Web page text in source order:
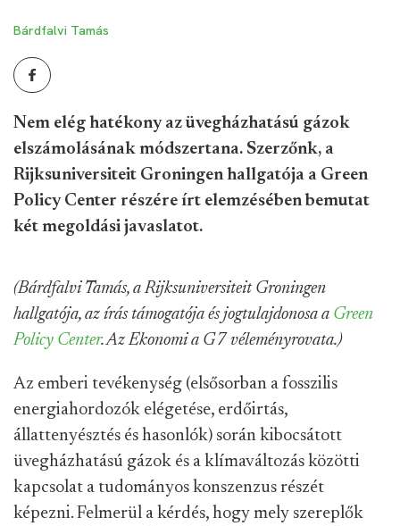
Bárdfalvi Tamás
Nem elég hatékony az üvegházhatású gázok
elszámolásának módszertana. Szerzőnk, a
Rijksuniversiteit Groningen hallgatója a Green
Policy Center részére írt elemzésében bemutat
két megoldási javaslatot.
(Bárdfalvi Tamás, a Rijksuniversiteit Groningen
hallgatója, az írás támogatója és jogtulajdonosa a Green
Policy Center. Az Ekonomi a G7 véleményrovata.)
Az emberi tevékenység (elsősorban a fosszilis
energiahordozók elégetése, erdőirtás,
állattenyésztés és hasonlók) során kibocsátott
üvegházhatású gázok és a klímaváltozás közötti
kapcsolat a tudományos konszenzus részét
képezni. Felmerül a kérdés, hogy mely szereplők